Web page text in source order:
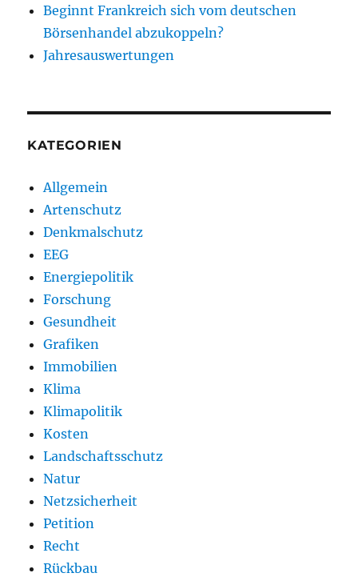
Beginnt Frankreich sich vom deutschen
Börsenhandel abzukoppeln?
Jahresauswertungen
KATEGORIEN
Allgemein
Artenschutz
Denkmalschutz
EEG
Energiepolitik
Forschung
Gesundheit
Grafiken
Immobilien
Klima
Klimapolitik
Kosten
Landschaftsschutz
Natur
Netzsicherheit
Petition
Recht
Rückbau